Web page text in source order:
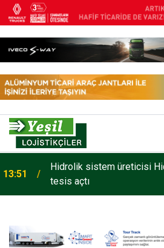
13:51
Hidrolik sistem üreticisi
tesis açtı
13:33
Maxion Wheels, yüksek